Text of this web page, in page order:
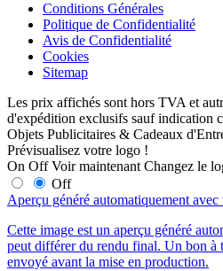
Conditions Générales
Politique de Confidentialité
Avis de Confidentialité
Cookies
Sitemap
Les prix affichés sont hors TVA et
d'expédition exclusifs sauf
Objets Publicitaires & Cadeaux
Prévisualisez votre logo !
On Off Voir maintenant Changez le
Off
Aperçu généré automatiquement
Cette image est un aperçu généré
peut différer du rendu final. Un bon à
envoyé avant la mise en production.